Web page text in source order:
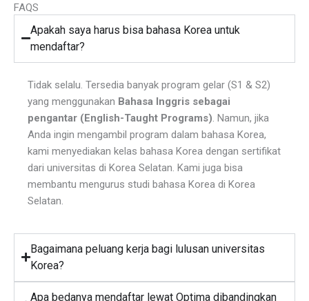
FAQS
Apakah saya harus bisa bahasa Korea untuk
mendaftar?
Tidak selalu. Tersedia banyak program gelar (S1 & S2)
yang menggunakan Bahasa Inggris sebagai
pengantar (English-Taught Programs). Namun, jika
Anda ingin mengambil program dalam bahasa Korea,
kami menyediakan kelas bahasa Korea dengan sertifikat
dari universitas di Korea Selatan. Kami juga bisa
membantu mengurus studi bahasa Korea di Korea
Selatan.
Bagaimana peluang kerja bagi lulusan universitas
Korea?
Apa bedanya mendaftar lewat Optima dibandingkan